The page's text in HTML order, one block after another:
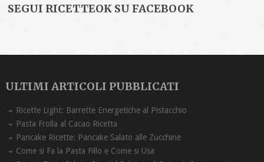
SEGUI RICETTEOK SU FACEBOOK
ULTIMI ARTICOLI PUBBLICATI
Ricette Light: Barrette Energetiche al Pistacchio
Pasta Frolla al Cacao Ricetta
Pancake Ricette: Pancake Salato alle Zucchine
Come si Fa la Pasta Fillo e Come si Usa